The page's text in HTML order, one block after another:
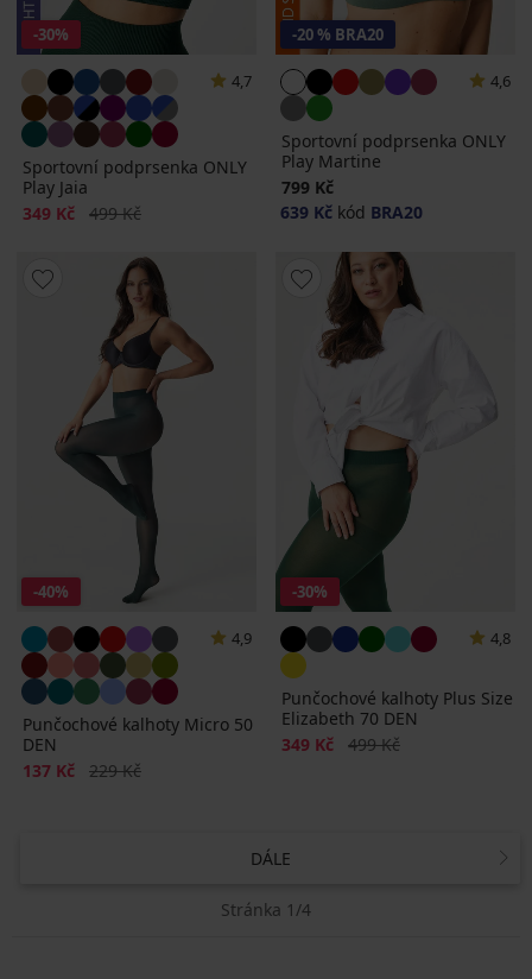
-30%
4,7
Sportovní podprsenka ONLY
Play Jaia
Sleva
349 Kč Původní cena
499 Kč
-20 % BRA20
4,6
Sportovní podprsenka ONLY
Play Martine
799 Kč
639 Kč kód BRA20
-40%
4,9
Punčochové kalhoty Micro 50
DEN
Sleva
137 Kč Původní cena
229 Kč
-30%
4,8
Punčochové kalhoty Plus Size
Elizabeth 70 DEN
Sleva
349 Kč Původní cena
499 Kč
DÁLE
Stránka 1/4